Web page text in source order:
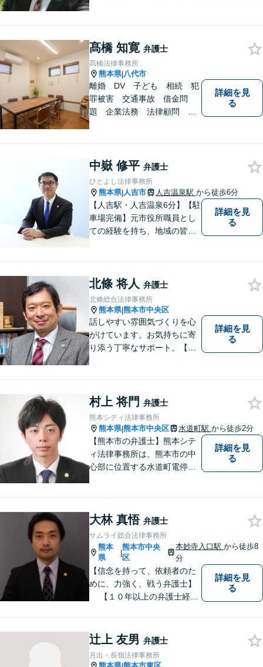
髙橋 知寛 弁護士
髙橋法律事務所
熊本県|八代市
離婚 DV 子ども 相続 犯
罪被害 交通事故 借金問
題 企業法務 法律顧問
詳細を見
る
中嶽 修平 弁護士
ひとよし法律事務所
熊本県|人吉市 人吉温泉駅 から徒歩6分
【人吉駅・人吉温泉6分】【駐
車場完備】元市役所職員とし
ての経験を持ち、地域の皆さ
懇切丁寧に対応し、解決を目
指します【LINE対応】
詳細を見
る
北條 将人 弁護士
北條総合法律事務所
熊本県|熊本市中央区
話しやすい雰囲気づくりを心
がけています。お気持ちに寄
り添う丁寧なサポート。【借
ート。企業からのご相談も承
ります【交通事故】弁護士費
用特約の利用可【夜間・休日
面談可】
詳細を見
る
村上 将門 弁護士
熊本シティ法律事務所
熊本県|熊本市中央区 水道町駅 から徒歩2分
【熊本市の弁護士】熊本シテ
ィ法律事務所は、熊本市の中
心部に位置する水道町電停よ
す。
詳細を見
る
大林 真悟 弁護士
サムライ総合法律事務所
熊本
県
|
熊本市中央
区
本妙寺入口駅から徒歩8
分
【信念を持って、依頼者のた
めに、力強く、戦う弁護士】
【１０年以上の弁護士経
護の３つの分野に力を注ぐ弁
護士】
詳細を見
る
辻上 友男 弁護士
月出・長嶺法律事務所